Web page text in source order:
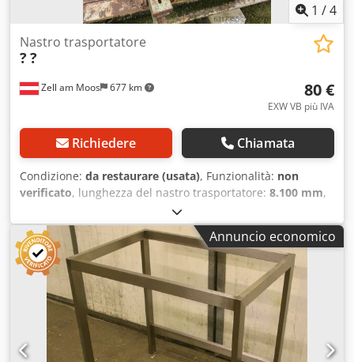
1 /4
Zell am Moos 677 km
Nastro trasportatore
? ?
80 €
EXW VB più IVA
Richiedere Chiamata
Condizione: da restaurare (usata), Funzionalità: non
verificato, lunghezza del nastro trasportatore: 8.100 mm,
larghezza nastro trasportatore:
8.200 mm, Nastro trasportatore usato, lunghezza circa 8
metri, larghezza del nastro 30 cm, trasmissione tramite
ingranaggi. Codozcunmopfx An Esha
Annuncio economico